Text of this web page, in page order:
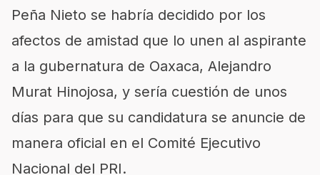
Peña Nieto se habría decidido por los
afectos de amistad que lo unen al aspirante
a la gubernatura de Oaxaca, Alejandro
Murat Hinojosa, y sería cuestión de unos
días para que su candidatura se anuncie de
manera oficial en el Comité Ejecutivo
Nacional del PRI.